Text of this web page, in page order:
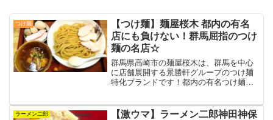
つけ麺
【つけ麺】麺屋桜木 都内の有名
店にも負けない！群馬屈指のつけ
麺の名店☆
群馬県高崎市の麺屋桜木は、群馬を中心
に店舗展開する景勝軒グループのつけ麺
特化ブランドです！都内の有名つけ麺イ
ら虜になること間違い無し☆
ラーメン二郎
【激ウマ】ラーメン二郎神田神保